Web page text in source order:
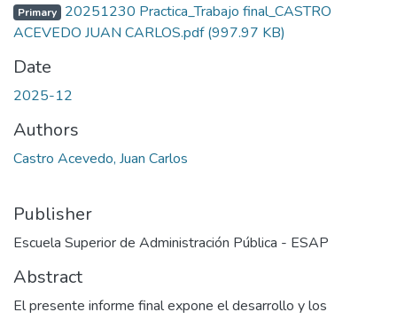
Primary 20251230 Practica_Trabajo final_CASTRO
ACEVEDO JUAN CARLOS.pdf(997.97 KB)
Date
2025-12
Authors
Castro Acevedo, Juan Carlos
Publisher
Escuela Superior de Administración Pública - ESAP
Abstract
El presente informe final expone el desarrollo y los